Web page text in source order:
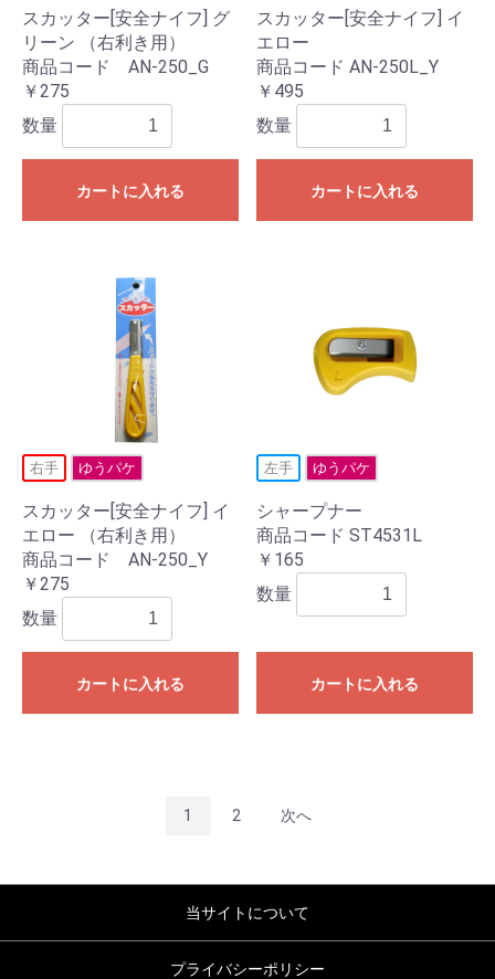
スカッター[安全ナイフ] グ
リーン （右利き用）
商品コード AN-250_G
￥275
数量
カートに入れる
スカッター[安全ナイフ] イ
エロー
商品コード AN-250L_Y
￥495
数量
カートに入れる
右手 ゆうパケ
スカッター[安全ナイフ] イ
エロー （右利き用）
商品コード AN-250_Y
￥275
数量
カートに入れる
左手 ゆうパケ
シャープナー
商品コード ST4531L
￥165
数量
カートに入れる
1 2 次へ
当サイトについて
プライバシーポリシー